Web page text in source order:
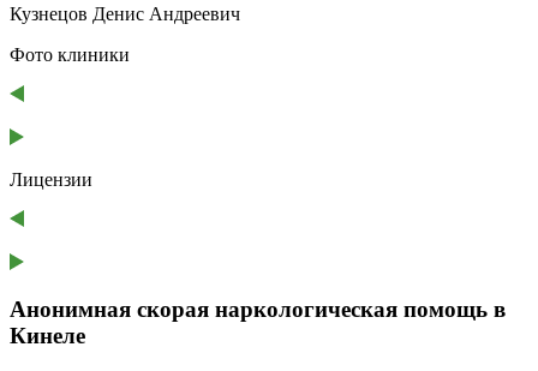
Кузнецов Денис Андреевич
Фото клиники
Лицензии
Анонимная скорая наркологическая помощь в
Кинеле